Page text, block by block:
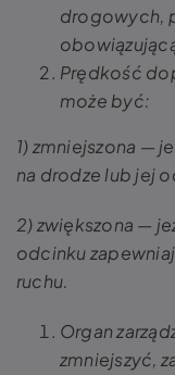
drogowych,
Prędkość
może być:
1) zmniejszona —
na drodze lub jej
2) zwiększona —
odcinku
ruchu.
Organ
zmniejszyć,